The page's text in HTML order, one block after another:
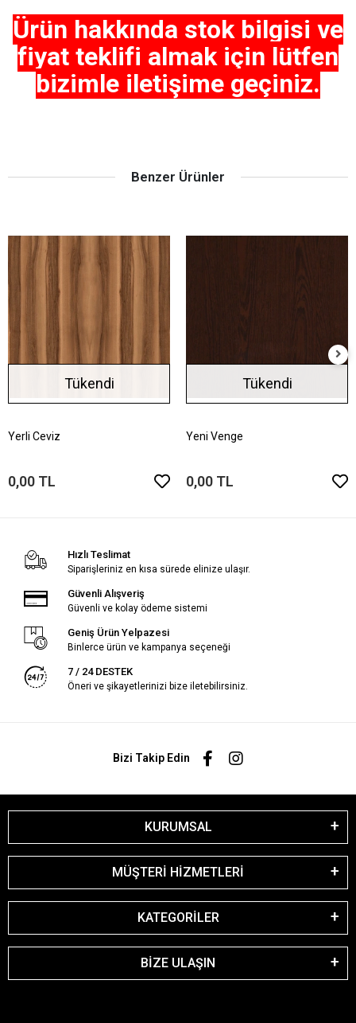
Ürün hakkında stok bilgisi ve
fiyat teklifi almak için lütfen
bizimle iletişime geçiniz.
Benzer Ürünler
Tükendi
Yerli Ceviz
0,00 TL
Tükendi
Yeni Venge
0,00 TL
Hızlı Teslimat
Siparişleriniz en kısa sürede elinize ulaşır.
Güvenli Alışveriş
Güvenli ve kolay ödeme sistemi
Geniş Ürün Yelpazesi
Binlerce ürün ve kampanya seçeneği
7 / 24 DESTEK
Öneri ve şikayetlerinizi bize iletebilirsiniz.
Bizi Takip Edin
KURUMSAL
MÜŞTERİ HİZMETLERİ
KATEGORİLER
BİZE ULAŞIN